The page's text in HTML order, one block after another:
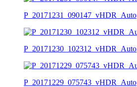
P_20171231_090147_vHDR_Auto
P_20171230_102312_vHDR_Auto
P_20171229_075743_vHDR_Auto